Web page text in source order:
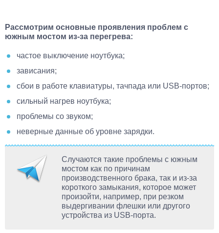
Рассмотрим основные проявления проблем с
южным мостом из-за перегрева:
частое выключение ноутбука;
зависания;
сбои в работе клавиатуры, тачпада или USB-портов;
сильный нагрев ноутбука;
проблемы со звуком;
неверные данные об уровне зарядки.
Случаются такие проблемы с южным
мостом как по причинам
производственного брака, так и из-за
короткого замыкания, которое может
произойти, например, при резком
выдергивании флешки или другого
устройства из USB-порта.